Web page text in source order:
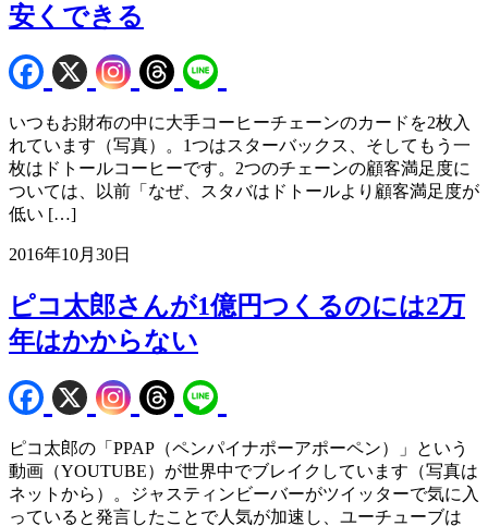
安くできる
いつもお財布の中に大手コーヒーチェーンのカードを2枚入
れています（写真）。1つはスターバックス、そしてもう一
枚はドトールコーヒーです。2つのチェーンの顧客満足度に
ついては、以前「なぜ、スタバはドトールより顧客満足度が
低い […]
2016年10月30日
ピコ太郎さんが1億円つくるのには2万
年はかからない
ピコ太郎の「PPAP（ペンパイナポーアポーペン）」という
動画（YOUTUBE）が世界中でブレイクしています（写真は
ネットから）。ジャスティンビーバーがツイッターで気に入
っていると発言したことで人気が加速し、ユーチューブは